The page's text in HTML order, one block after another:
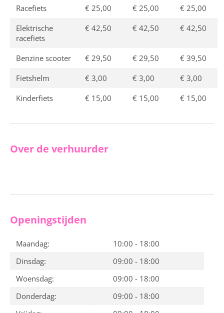
Racefiets € 25,00 € 25,00
€ 25,00
Elektrische
racefiets
€ 42,50 € 42,50 € 42,50
Benzine scooter € 29,50 € 29,50
€ 39,50
Fietshelm
€ 3,00 € 3,00
€ 3,00
Kinderfiets
€ 15,00 € 15,00 € 15,00
Over de verhuurder
Openingstijden
Maandag:
10:00 - 18:00
Dinsdag:
09:00 - 18:00
Woensdag:
09:00 - 18:00
Donderdag:
09:00 - 18:00